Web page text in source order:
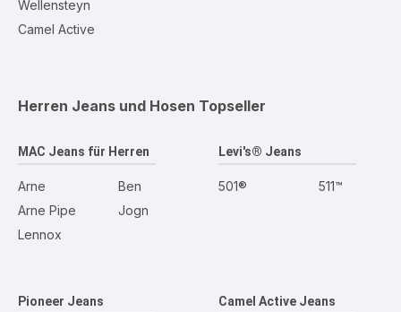
Wellensteyn
Camel Active
Herren Jeans und Hosen Topseller
MAC Jeans für Herren
Arne
Arne Pipe
Lennox
Ben
Jogn
Levi's® Jeans
501® 511™
Pioneer Jeans Camel Active Jeans